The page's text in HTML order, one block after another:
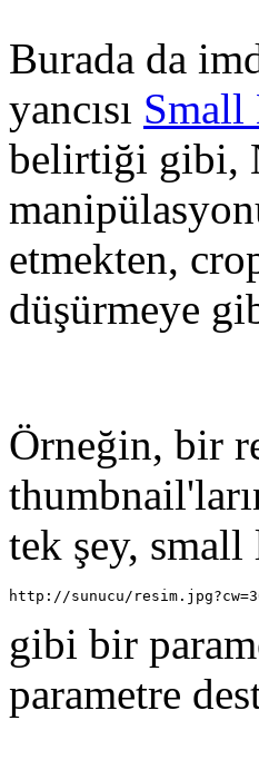
Burada da
yancısı
belirtiği gibi,
etmekten,
düşürmeye
Örneğin, bir
tek şey,
http://sunucu/
gibi bir
parametre